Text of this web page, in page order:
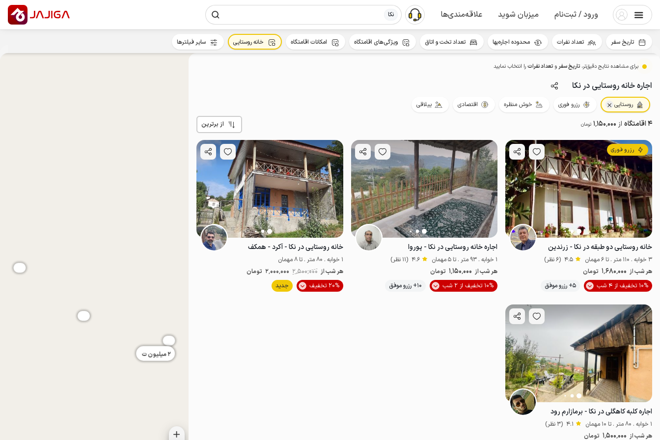
ورود / ثبت‌نام میزبان شوید علاقه‌مندی‌ها نکا
2میلیون ت
برای مشاهده نتایج دقیق‌تر، تاریخ سفرو تعداد نفراترا انتخاب نمایید
اجاره خانه روستایی در نکا
روستایی رزرو فوری خوش منظره اقتصادی ییلاقی
4 اقامتگاه از 1٬150٬000 تومان از برترین
رزرو فوری
خانه روستایی دو طبقه در نکا - زرندین
3 خوابه . 110 متر . تا 6 مهمان 4.5 (6 نظر)
هر شب از 1٬680٬000 تومان
10% تخفیف از 4 شب
5+ رزرو موفق خوش منظره موقعیت در نقشه
اجاره خانه روستایی در نکا - پوروا
1 خوابه . 93 متر . تا 5 مهمان 4.6 (11 نظر)
هر شب از 1٬150٬000 تومان
10% تخفیف از 2 شب
10+ رزرو موفق اقتصادی
خانه روستایی در نکا - آکرد - همکف
1 خوابه . 80 متر . تا 8 مهمان
هر شب از 2٬500٬000 2٬000٬000 تومان
20% تخفیف
جدید
اجاره کلبه کاهگلی در نکا - برمازارم رود
1 خوابه . 80 متر . تا 10 مهمان 4.1 (3 نظر)
هر شب از 1٬500٬000 تومان
تاریخ سفر تعداد نفرات محدوده اجاره‌بها تعداد تخت و اتاق ویژگی‌های اقامتگاه امکانات اقامتگاه خانه روستایی سایر فیلترها